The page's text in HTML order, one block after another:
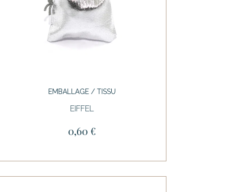
EMBALLAGE / TISSU
EIFFEL
0,60 €